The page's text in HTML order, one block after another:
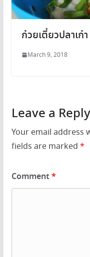
ก๋วยเตี๋ยวปลาเก๋า
March 9, 2018
Leave a Reply
Your email address
fields are marked *
Comment *